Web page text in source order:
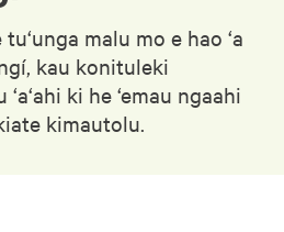
malu mo e hao ‘a
kau konituleki
ki he ‘emau ngaahi
kimautolu.